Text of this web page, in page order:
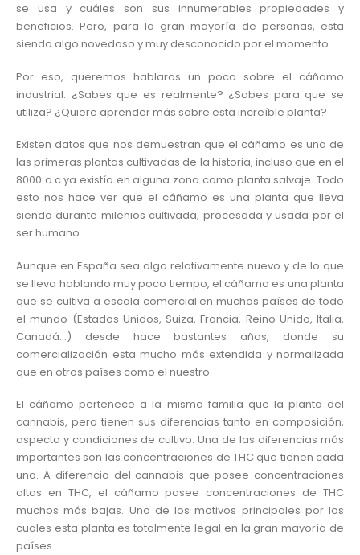
se usa y cuáles son sus innumerables propiedades y
beneficios. Pero, para la gran mayoría de personas, esta
siendo algo novedoso y muy desconocido por el momento.
Por eso, queremos hablaros un poco sobre el cáñamo
industrial. ¿Sabes que es realmente? ¿Sabes para que se
utiliza? ¿Quiere aprender más sobre esta increíble planta?
Existen datos que nos demuestran que el cáñamo es una de
las primeras plantas cultivadas de la historia, incluso que en el
8000 a.c ya existía en alguna zona como planta salvaje. Todo
esto nos hace ver que el cáñamo es una planta que lleva
siendo durante milenios cultivada, procesada y usada por el
ser humano.
Aunque en España sea algo relativamente nuevo y de lo que
se lleva hablando muy poco tiempo, el cáñamo es una planta
que se cultiva a escala comercial en muchos países de todo
el mundo (Estados Unidos, Suiza, Francia, Reino Unido, Italia,
Canadá…) desde hace bastantes años, donde su
comercialización esta mucho más extendida y normalizada
que en otros países como el nuestro.
El cáñamo pertenece a la misma familia que la planta del
cannabis, pero tienen sus diferencias tanto en composición,
aspecto y condiciones de cultivo. Una de las diferencias más
importantes son las concentraciones de THC que tienen cada
una. A diferencia del cannabis que posee concentraciones
altas en THC, el cáñamo posee concentraciones de THC
muchos más bajas. Uno de los motivos principales por los
cuales esta planta es totalmente legal en la gran mayoría de
países.